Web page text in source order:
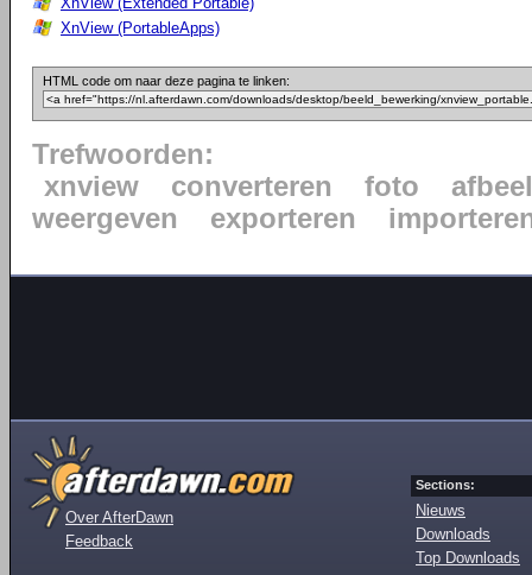
XnView (PortableApps)
HTML code om naar deze pagina te linken:
Trefwoorden:
xnview
converteren foto
weergeven
exporteren
Over AfterDawn
Feedback
Sections:
Nieuws
Downloads
Top Downloads